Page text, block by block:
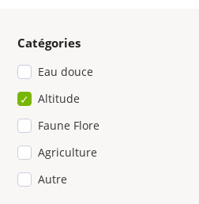
Catégories
Eau douce
Altitude
Faune Flore
Agriculture
Autre